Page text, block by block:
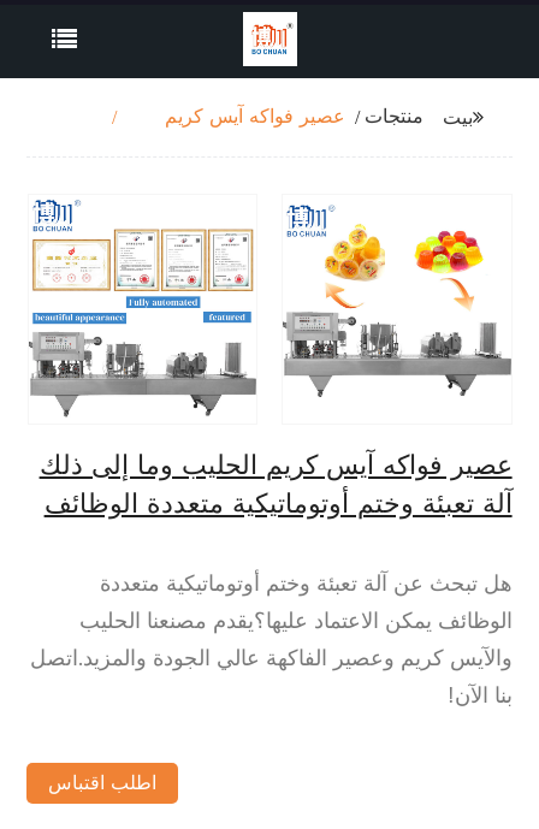
بيت منتجات
عصير فواكه آيس كريم
متعددة الوظائف
عصير فواكه آيس كريم الحليب وما إلى ذلك
آلة تعبئة وختم أوتوماتيكية متعددة الوظائف
هل تبحث عن آلة تعبئة وختم أوتوماتيكية متعددة
الوظائف يمكن الاعتماد عليها؟يقدم مصنعنا الحليب
والآيس كريم وعصير الفاكهة عالي الجودة والمزيد.اتصل
بنا الآن!
اطلب اقتباس